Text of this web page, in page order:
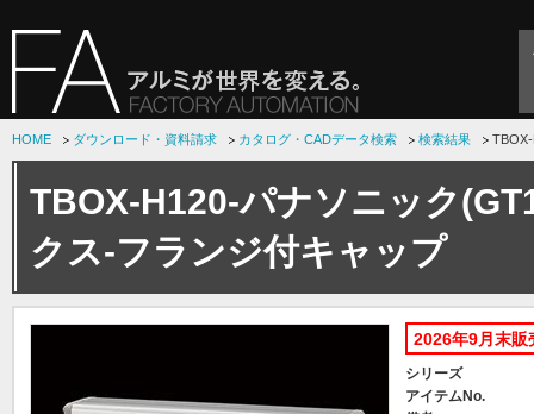
HOME ダウンロード・資料請求 カタログ・CADデータ検索 検索結果
TBOX-H120-パナソニック
クス-フランジ付キャップ
2026年9月末販
シリーズ
アイテムNo.